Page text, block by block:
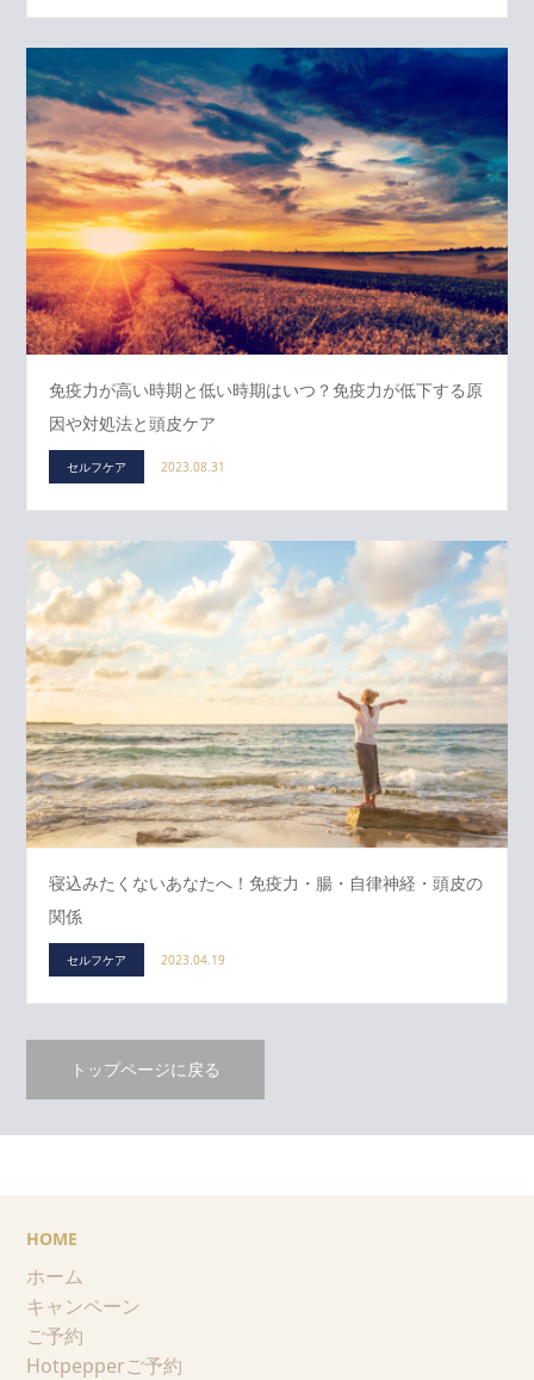
免疫力が高い時期と低い時期はいつ？免疫力が低下する原
因や対処法と頭皮ケア
セルフケア 2023.08.31
寝込みたくないあなたへ！免疫力・腸・自律神経・頭皮の
関係
セルフケア 2023.04.19
トップページに戻る
HOME
ホーム
キャンペーン
ご予約
Hotpepperご予約